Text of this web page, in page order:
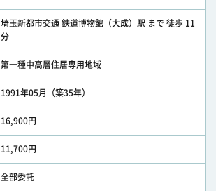
埼玉新都市交通 鉄道博物館（大成）駅 まで 徒歩 11
分
第一種中高層住居専用地域
1991年05月（築35年）
16,900円
11,700円
全部委託